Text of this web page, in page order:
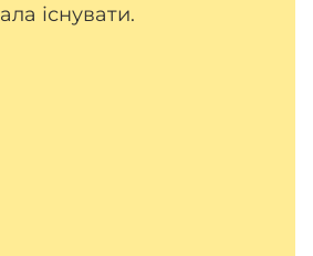
існувати.